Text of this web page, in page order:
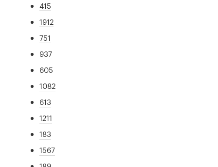
415
1912
751
937
605
1082
613
1211
183
1567